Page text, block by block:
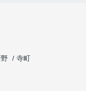
寺町